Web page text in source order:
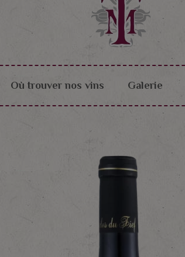
Où trouver nos vins Galerie